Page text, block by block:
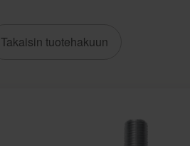
Takaisin tuotehakuun